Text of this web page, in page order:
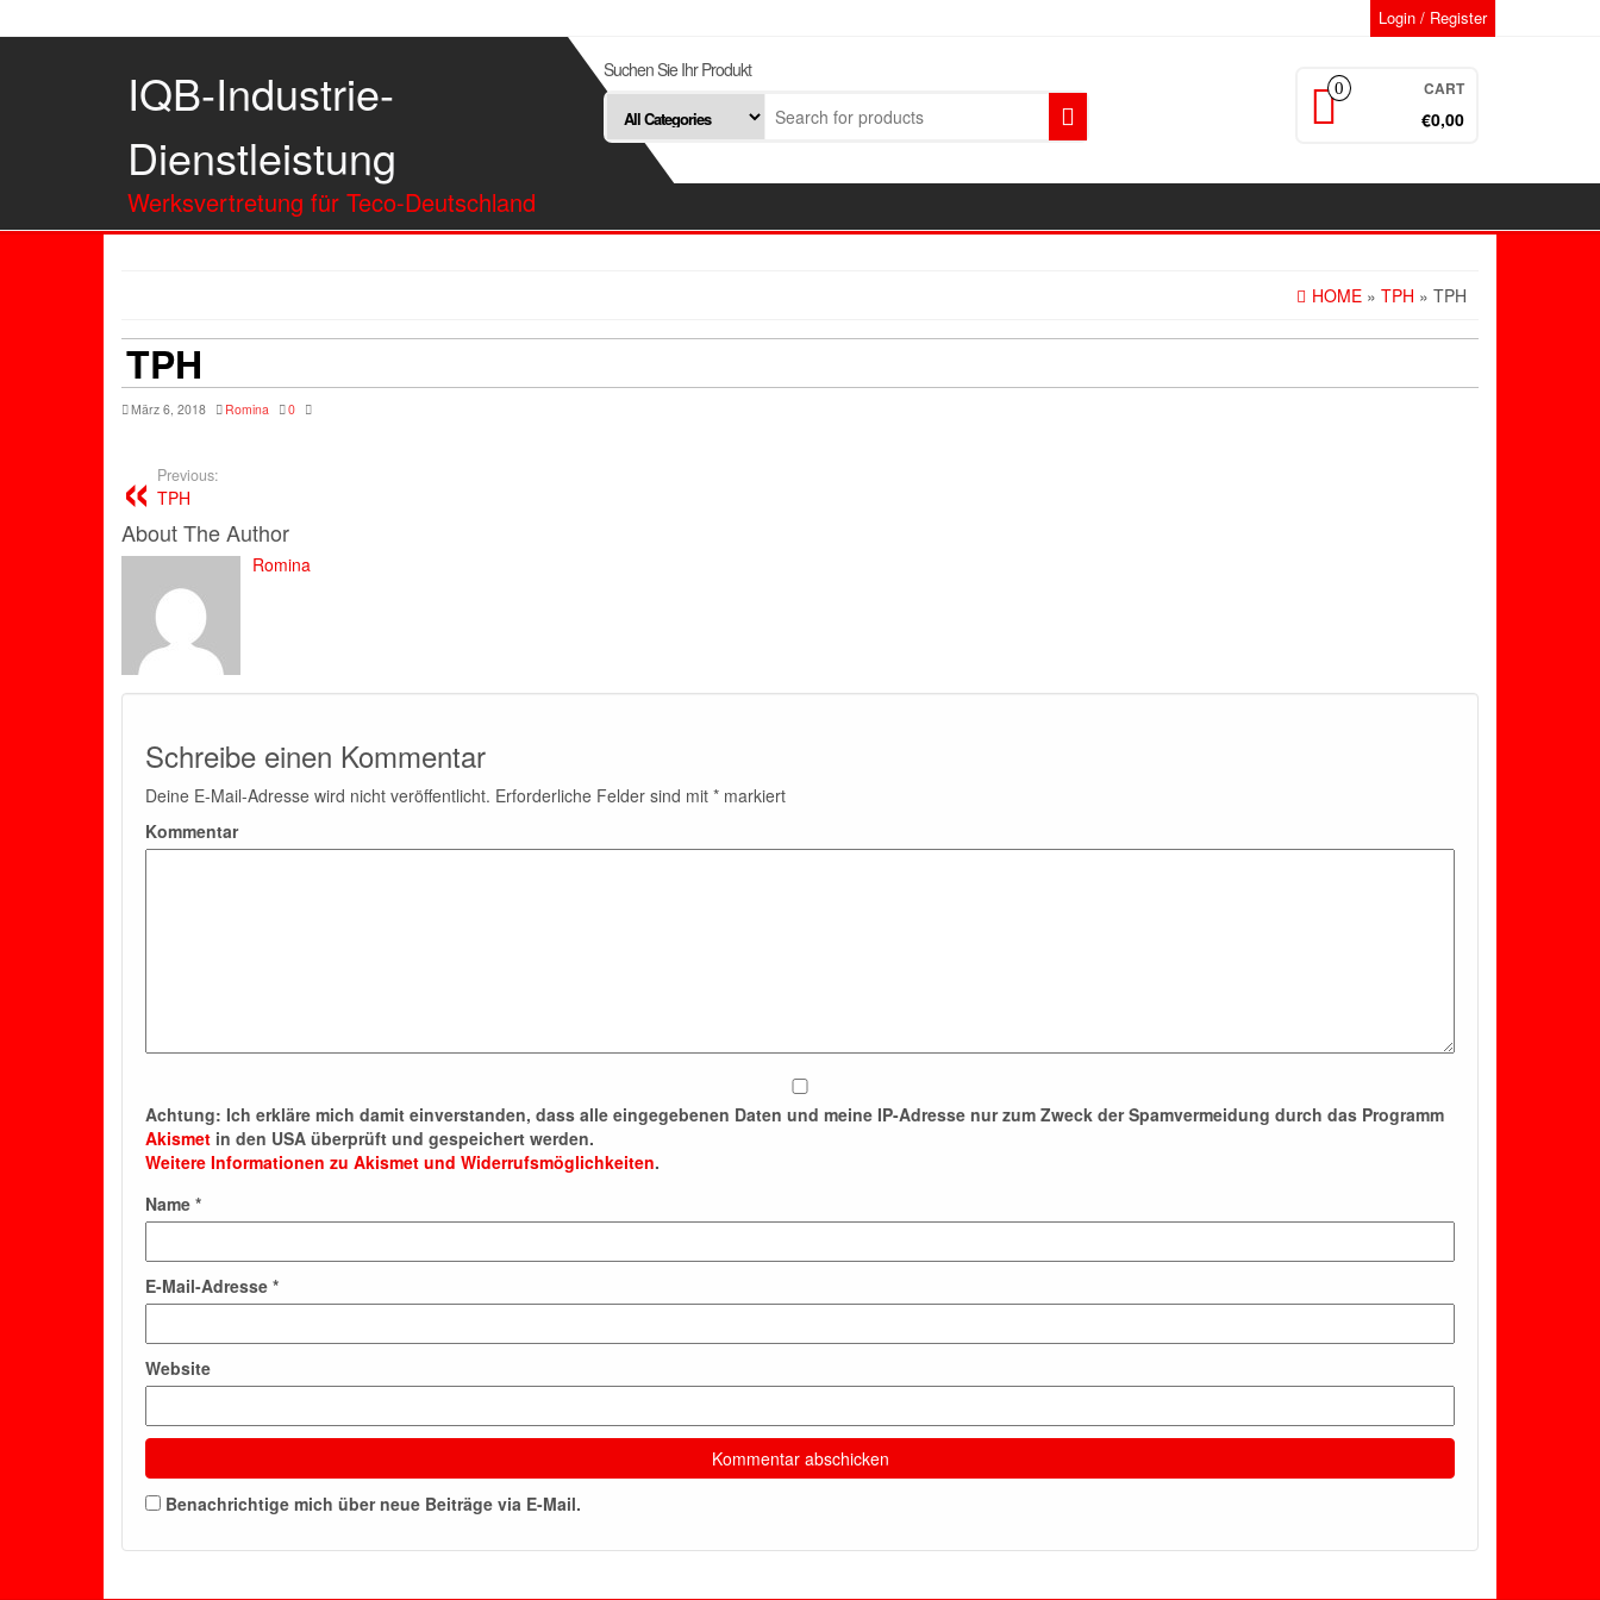
Login / Register
IQB-Industrie-
Dienstleistung
Werksvertretung für Teco-Deutschland
Suchen Sie Ihr Produkt
0 CART
€0,00
HOME » TPH » TPH
TPH
März 6, 2018 Romina 0
Previous:
TPH
About The Author
Romina
Schreibe einen Kommentar
Deine E-Mail-Adresse wird nicht veröffentlicht. Erforderliche Felder sind mit * markiert
Kommentar
Achtung: Ich erkläre mich damit einverstanden, dass alle eingegebenen Daten und meine IP-Adresse nur zum Zweck der Spamvermeidung durch das Programm
Akismet in den USA überprüft und gespeichert werden.
Weitere Informationen zu Akismet und Widerrufsmöglichkeiten.
Name *
E-Mail-Adresse *
Website
Benachrichtige mich über neue Beiträge via E-Mail.